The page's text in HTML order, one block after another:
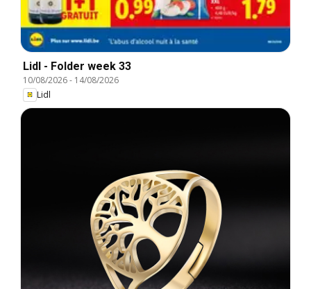
Lidl - Folder week 33
10/08/2026- 14/08/2026
Lidl